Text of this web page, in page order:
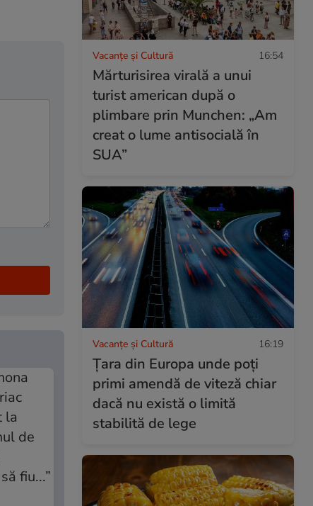
Vacanțe și Cultură 16:54
Mărturisirea virală a unui
turist american după o
plimbare prin Munchen: „Am
creat o lume antisocială în
SUA”
Vacanțe și Cultură 16:19
Țara din Europa unde poți
primi amendă de viteză chiar
dacă nu există o limită
stabilită de lege